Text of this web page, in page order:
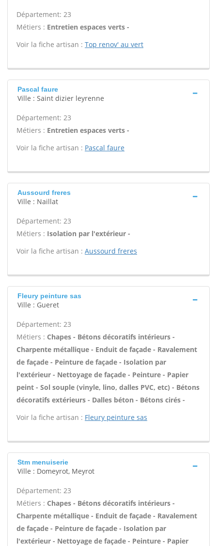
Département: 23
Métiers : Entretien espaces verts -
Voir la fiche artisan : Top renov' au vert
Pascal faure
Ville : Saint dizier leyrenne
Département: 23
Métiers : Entretien espaces verts -
Voir la fiche artisan : Pascal faure
Aussourd freres
Ville : Naillat
Département: 23
Métiers : Isolation par l'extérieur -
Voir la fiche artisan : Aussourd freres
Fleury peinture sas
Ville : Gueret
Département: 23
Métiers : Chapes - Bétons décoratifs intérieurs -
Charpente métallique - Enduit de façade - Ravalement
de façade - Peinture de façade - Isolation par
l'extérieur - Nettoyage de façade - Peinture - Papier
peint - Sol souple (vinyle, lino, dalles PVC, etc) - Bétons
décoratifs extérieurs - Dalles béton - Bétons cirés -
Voir la fiche artisan : Fleury peinture sas
Stm menuiserie
Ville : Domeyrot, Meyrot
Département: 23
Métiers : Chapes - Bétons décoratifs intérieurs -
Charpente métallique - Enduit de façade - Ravalement
de façade - Peinture de façade - Isolation par
l'extérieur - Nettoyage de façade - Peinture - Papier